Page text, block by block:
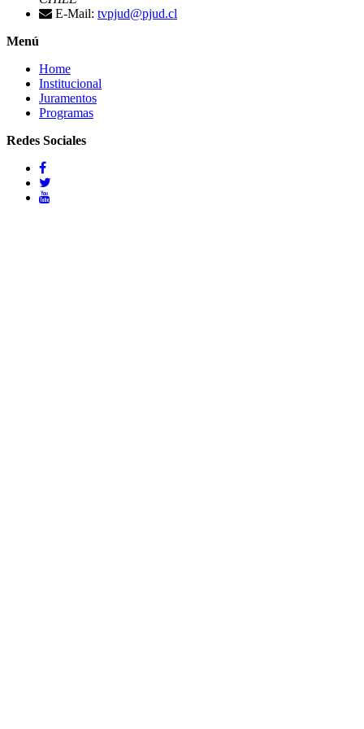
E-Mail: tvpjud@pjud.cl
Menú
Home
Institucional
Juramentos
Programas
Redes Sociales